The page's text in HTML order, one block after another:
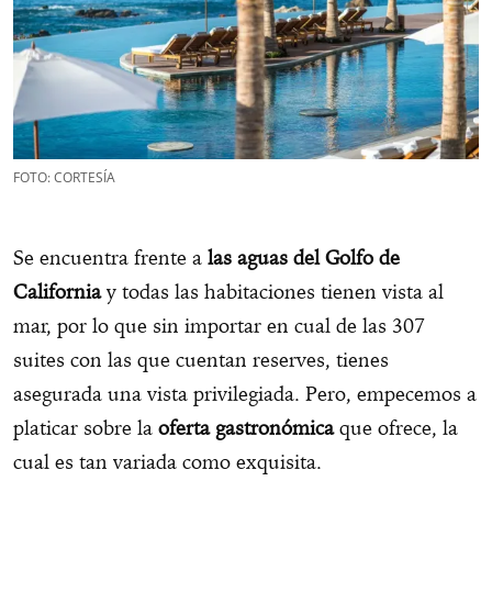
FOTO: CORTESÍA
Se encuentra frente a las aguas del Golfo de
Californiay todas las habitaciones tienen vista al
mar, por lo que sin importar en cual de las 307
suites con las que cuentan reserves, tienes
asegurada una vista privilegiada. Pero, empecemos a
platicar sobre la oferta gastronómicaque ofrece, la
cual es tan variada como exquisita.